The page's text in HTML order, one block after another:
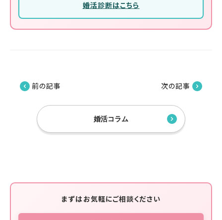
婚活診断はこちら
前の記事
婚活コラム
次の記事
まずはお気軽にご相談ください